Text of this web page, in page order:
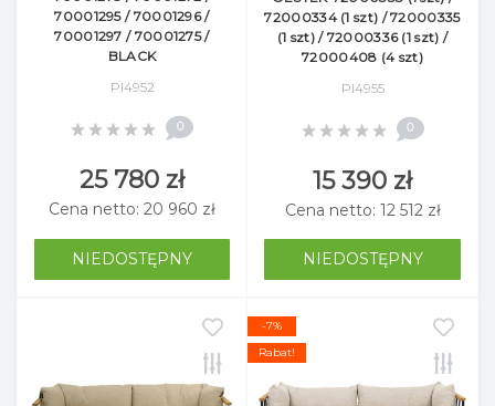
70001295 / 70001296 /
70001297 / 70001275 /
BLACK
Pl4952
0
25 780 zł
Cena netto: 20 960 zł
NIEDOSTĘPNY
72000334 (1 szt) / 72000335
(1 szt) / 72000336 (1 szt) /
72000408 (4 szt)
Pl4955
0
15 390 zł
Cena netto: 12 512 zł
NIEDOSTĘPNY
-7%
Rabat!